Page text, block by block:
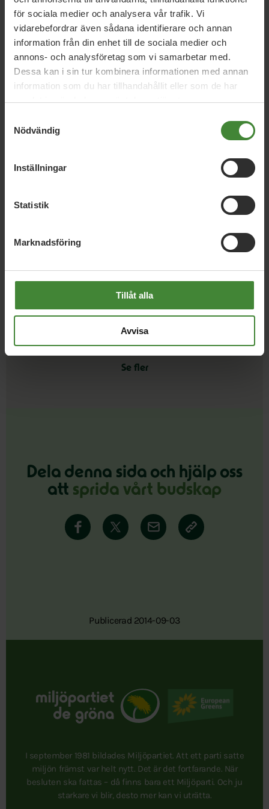
för sociala medier och analysera vår trafik. Vi
vidarebefordrar även sådana identifierare och annan
information från din enhet till de sociala medier och
annons- och analysföretag som vi samarbetar med.
Dessa kan i sin tur kombinera informationen med annan
information som du har tillhandahållit eller som de har
samlat in när du har använt deras tjänster.
Nödvändig
Inställningar
Statistik
Marknadsföring
Tillåt alla
Avvisa
Vi har svaren på dina
frågor
Sök
efter
Barn och skola
L Lokala miljöfrågor
Se fler
Dela denna sida och hjälp oss
att sprida vårt budskap
Publicerad 2014-09-03
I september 1981 bildades Miljöpartiet. Att ett parti satte
miljön främst var helt nytt. Det är det fortfarande. När
besluten ska fattas – då finns bara ett Miljöparti. Och ju
starkare vi blir, desto mer kan vi uträtta.